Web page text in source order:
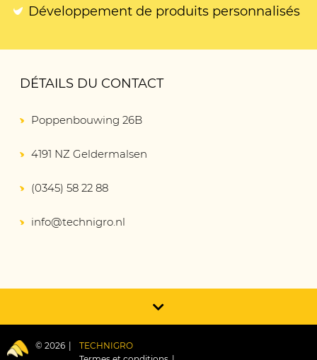
Développement de produits personnalisés
DÉTAILS DU CONTACT
Poppenbouwing 26B
4191 NZ Geldermalsen
(0345) 58 22 88
info@technigro.nl
© 2026
TECHNIGRO